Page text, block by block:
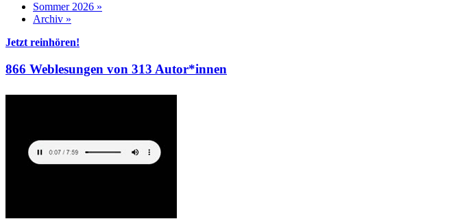
Sommer 2026 »
Archiv »
Jetzt reinhören!
866 Weblesungen von 313 Autor*innen